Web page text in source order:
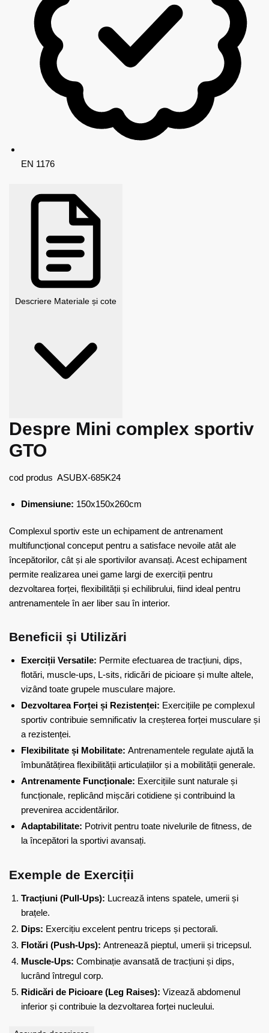
EN 1176
Descriere Materiale și cote
Despre Mini complex sportiv
GTO
cod produs ASUBX-685K24
Dimensiune: 150x150x260cm
Complexul sportiv este un echipament de antrenament
multifuncțional conceput pentru a satisface nevoile atât ale
începătorilor, cât și ale sportivilor avansați. Acest echipament
permite realizarea unei game largi de exerciții pentru
dezvoltarea forței, flexibilității și echilibrului, fiind ideal pentru
antrenamentele în aer liber sau în interior.
Beneficii și Utilizări
Exerciții Versatile: Permite efectuarea de tracțiuni, dips,
flotări, muscle-ups, L-sits, ridicări de picioare și multe altele,
vizând toate grupele musculare majore.
Dezvoltarea Forței și Rezistenței: Exercițiile pe complexul
sportiv contribuie semnificativ la creșterea forței musculare și
a rezistenței.
Flexibilitate și Mobilitate: Antrenamentele regulate ajută la
îmbunătățirea flexibilității articulațiilor și a mobilității generale.
Antrenamente Funcționale: Exercițiile sunt naturale și
funcționale, replicând mișcări cotidiene și contribuind la
prevenirea accidentărilor.
Adaptabilitate: Potrivit pentru toate nivelurile de fitness, de
la începători la sportivi avansați.
Exemple de Exerciții
Tracțiuni (Pull-Ups): Lucrează intens spatele, umerii și
brațele.
Dips: Exercițiu excelent pentru triceps și pectorali.
Flotări (Push-Ups): Antrenează pieptul, umerii și tricepsul.
Muscle-Ups: Combinație avansată de tracțiuni și dips,
lucrând întregul corp.
Ridicări de Picioare (Leg Raises): Vizează abdomenul
inferior și contribuie la dezvoltarea forței nucleului.